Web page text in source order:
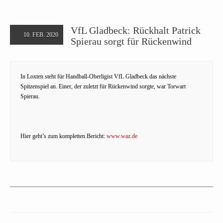
10. FEB. 2020
VfL Gladbeck: Rückhalt Patrick
Spierau sorgt für Rückenwind
In Loxten steht für Handball-Oberligist VfL Gladbeck das nächste
Spitzenspiel an. Einer, der zuletzt für Rückenwind sorgte, war Torwart
Spierau.
Hier geht’s zum kompletten Bericht: www.waz.de